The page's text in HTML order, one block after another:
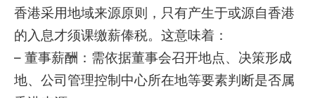
香港采用地域来源原则，只有产生于或源自香港
的入息才须课缴薪俸税。这意味着：
– 董事薪酬：需依据董事会召开地点、决策形成
地、公司管理控制中心所在地等要素判断是否属